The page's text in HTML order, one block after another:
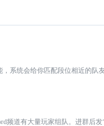
，系统会给你匹配段位相近的队
频道有大量玩家组队。进群后